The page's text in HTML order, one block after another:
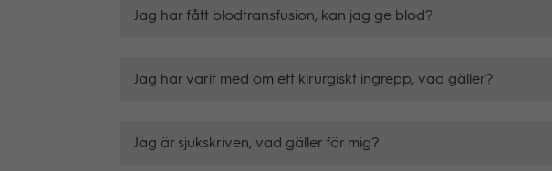
Jag har fått blodtransfusion, kan jag ge blod?
Jag har varit med om ett kirurgiskt ingrepp, vad gäller?
Jag är sjukskriven, vad gäller för mig?